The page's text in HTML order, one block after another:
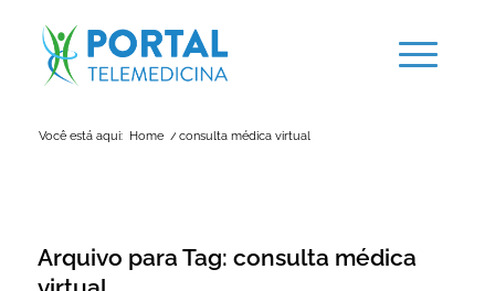
Você está aqui: Home / consulta médica virtual
Arquivo para Tag: consulta médica